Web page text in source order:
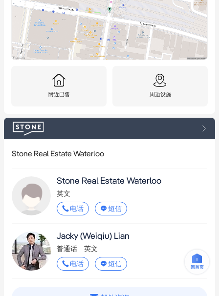
• 位置便利，距 Burwood Road 零售街、Burwood Plaza 购物中心
和 Burwood 火车站仅几步之遥
• 便捷通往公共交通和主要干道
抓住这一难得机会，在悉尼最具活力且发展最快的商业区之一建
如需更多信息或安排看房，请联系：
Jacky Lian 0452 501 314
附近已售 周边设施
Stone Real Estate Waterloo
Stone Real Estate Waterloo
英文
电话
短信
Jacky (Weiqiu) Lian
普通话
英文
电话
短信